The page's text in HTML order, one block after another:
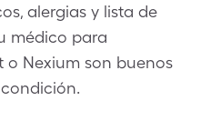
alergias y lista de
médico para
o Nexium son buenos